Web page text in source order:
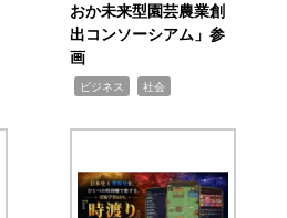
おか未来型園芸農業創
出コンソーシアム」参
画
ビジネス 社会